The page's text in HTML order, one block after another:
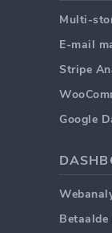
Multi-
E-mail
Stripe
Google